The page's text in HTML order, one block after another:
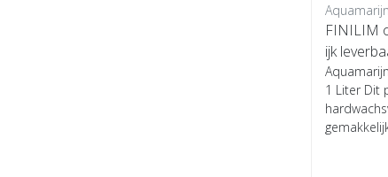
Aquamarijn
FINILIM
ijk
1 Liter Dit